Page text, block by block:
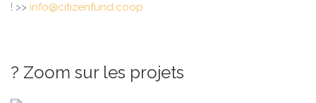
! >> info@citizenfund.coop
? Zoom sur les projets